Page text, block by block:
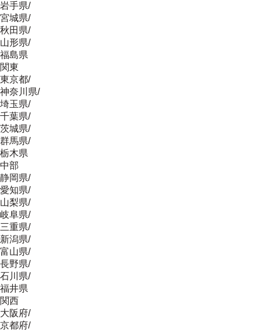
岩手県/
宮城県/
秋田県/
山形県/
福島県
関東
東京都/
神奈川県/
埼玉県/
千葉県/
茨城県/
群馬県/
栃木県
中部
静岡県/
愛知県/
山梨県/
岐阜県/
三重県/
新潟県/
富山県/
長野県/
石川県/
福井県
関西
大阪府/
京都府/